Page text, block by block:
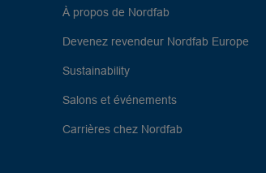
À propos de Nordfab
Devenez revendeur Nordfab Europe
Sustainability
Salons et événements
Carrières chez Nordfab